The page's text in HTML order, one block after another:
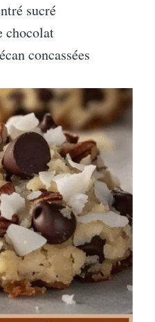
sucré
chocolat
concassées